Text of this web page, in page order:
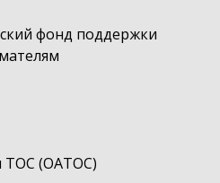
фонд поддержки
ТОС (ОАТОС)